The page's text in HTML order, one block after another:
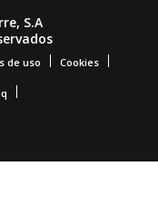
S.A
de uso Cookies